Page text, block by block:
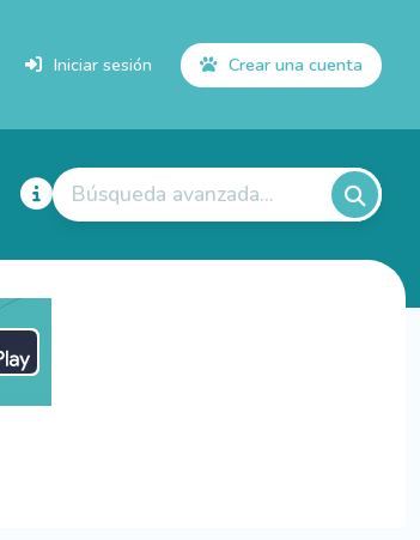
Iniciar sesión Crear una cuenta
Búsqueda avanzada...